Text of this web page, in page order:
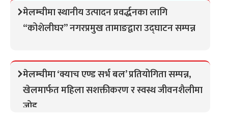
मेलम्चीमा स्थानीय उत्पादन प्रवर्द्धनका लागि
“कोशेलीघर” नगरप्रमुख तामाङद्वारा उद्घाटन सम्पन्न
मेलम्चीमा ‘क्याच एण्ड सर्भ बल’ प्रतियोगिता सम्पन्न,
खेलमार्फत महिला सशक्तीकरण र स्वस्थ जीवनशैलीमा
जोड